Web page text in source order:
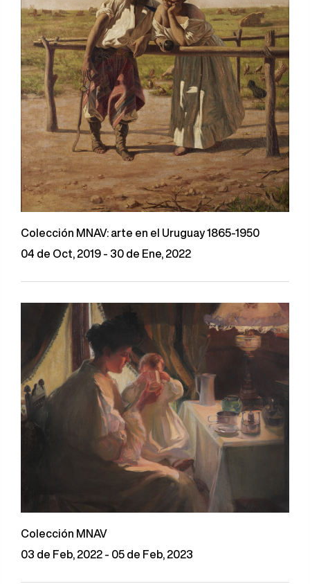
Colección MNAV: arte en el Uruguay 1865-1950
04 de Oct, 2019 - 30 de Ene, 2022
Colección MNAV
03 de Feb, 2022 - 05 de Feb, 2023